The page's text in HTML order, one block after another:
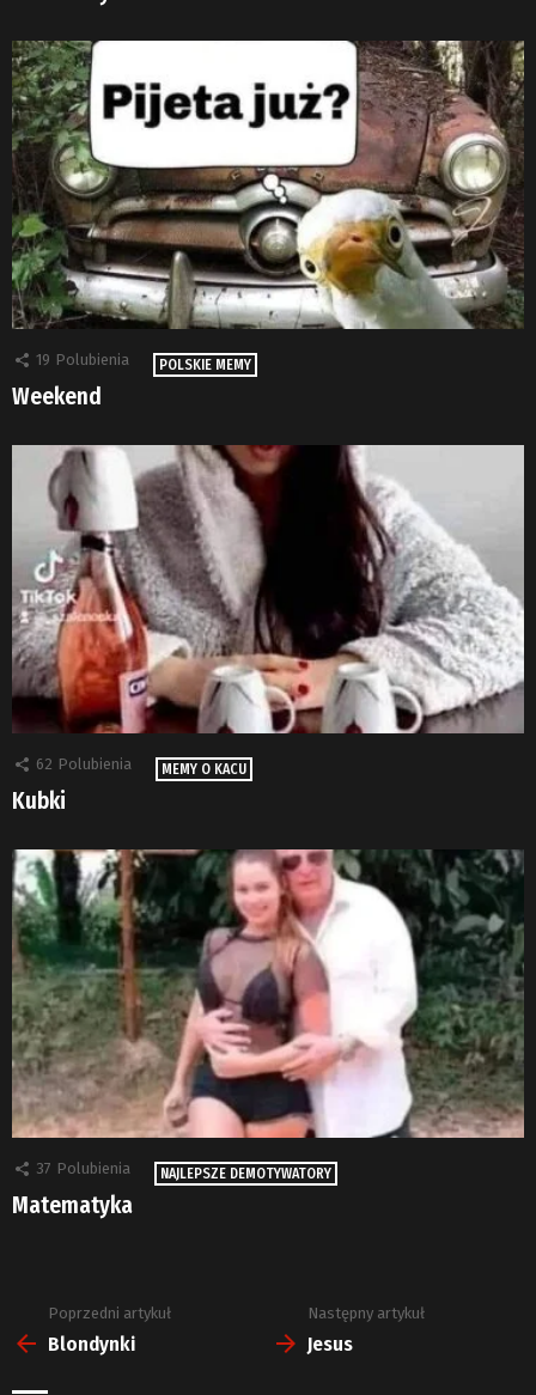
19 Polubienia POLSKIE MEMY
Weekend
62 Polubienia MEMY O KACU
Kubki
37 Polubienia NAJLEPSZE DEMOTYWATORY
Matematyka
Zobacz
więcej
Poprzedni artykuł
Blondynki
Następny artykuł
Jesus